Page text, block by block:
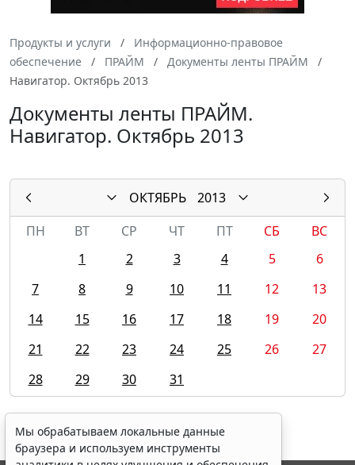
Продукты и услуги
Информационно-правовое
обеспечение
ПРАЙМ
Документы ленты ПРАЙМ
Навигатор. Октябрь 2013
Документы ленты ПРАЙМ.
Навигатор. Октябрь 2013
ОКТЯБРЬ
2013
ПН
ВТ СР ЧТ ПТ СБ
ВС
1
2 3 4 5
6
7
8 9 10 11 12
13
14
15 16 17 18 19
20
21
22 23 24 25 26
27
28
29 30 31
Мы обрабатываем локальные данные
браузера и используем инструменты